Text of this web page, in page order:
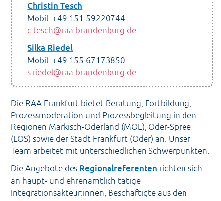
Christin Tesch
Mobil: +49 151 59220744
c.tesch@raa-brandenburg.de
Silka Riedel
Mobil: +49 155 67173850
s.riedel@raa-brandenburg.de
Die RAA Frankfurt bietet Beratung, Fortbildung,
Prozessmoderation und Prozessbegleitung in den
Regionen Märkisch-Oderland (MOL), Oder-Spree
(LOS) sowie der Stadt Frankfurt (Oder) an. Unser
Team arbeitet mit unterschiedlichen Schwerpunkten.
Die Angebote des Regionalreferenten richten sich
an haupt- und ehrenamtlich tätige
Integrationsakteur:innen, Beschäftigte aus den